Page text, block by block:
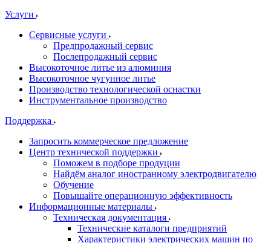
Услуги
Сервисные услуги
Предпродажный сервис
Послепродажный сервис
Высокоточное литье из алюминия
Высокоточное чугунное литье
Производство технологической оснастки
Инструментальное производство
Поддержка
Запросить коммерческое предложение
Центр технической поддержки
Поможем в подборе продуции
Найдём аналог иностранному электродвигателю
Обучение
Повышайте операционную эффективность
Информационные материалы
Техническая документация
Технические каталоги предприятий
Характеристики электрических машин по